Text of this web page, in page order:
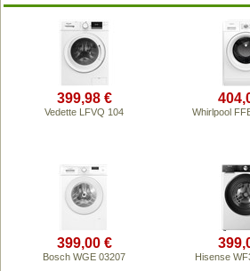
399,98 €
Vedette LFVQ 104 Whirlpool
399,00 €
Bosch WGE 03207 Hisense